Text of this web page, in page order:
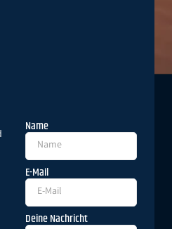
Name
E-Mail
Deine Nachricht